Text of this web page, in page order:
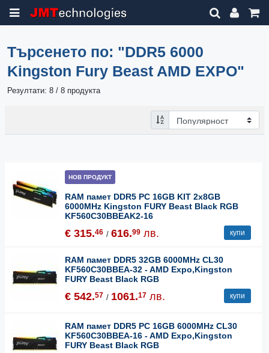
Търсенето по: "DDR5 6000
Kingston Fury Beast AMD EXPO"
Резултати: 8 / 8 продукта
НОВ ПРОДУКТ
RAM памет DDR5 PC 16GB KIT 2x8GB
6000MHz Kingston FURY Beast Black RGB
KF560C30BBEAK2-16
€ 315.46 / 616.99 лв. купи
RAM памет DDR5 32GB 6000MHz CL30
KF560C30BBEA-32 - AMD Expo,Kingston
FURY Beast Black RGB
€ 542.57 / 1061.17 лв. купи
RAM памет DDR5 PC 16GB 6000MHz CL30
KF560C30BBEA-16 - AMD Expo,Kingston
FURY Beast Black RGB